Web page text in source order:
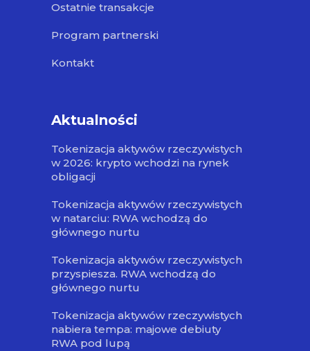
Ostatnie transakcje
Program partnerski
Kontakt
Aktualności
Tokenizacja aktywów rzeczywistych
w 2026: krypto wchodzi na rynek
obligacji
Tokenizacja aktywów rzeczywistych
w natarciu: RWA wchodzą do
głównego nurtu
Tokenizacja aktywów rzeczywistych
przyspiesza. RWA wchodzą do
głównego nurtu
Tokenizacja aktywów rzeczywistych
nabiera tempa: majowe debiuty
RWA pod lupą